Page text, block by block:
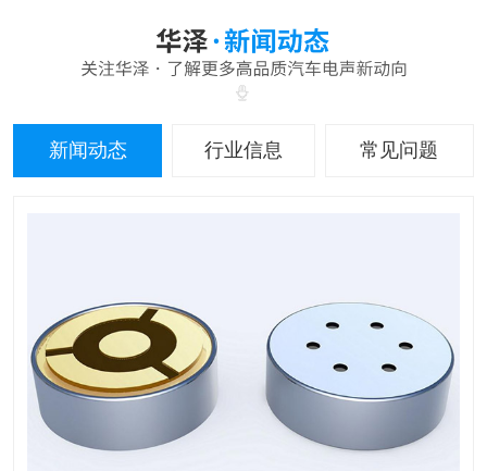
新闻动态 行业信息 常见问题